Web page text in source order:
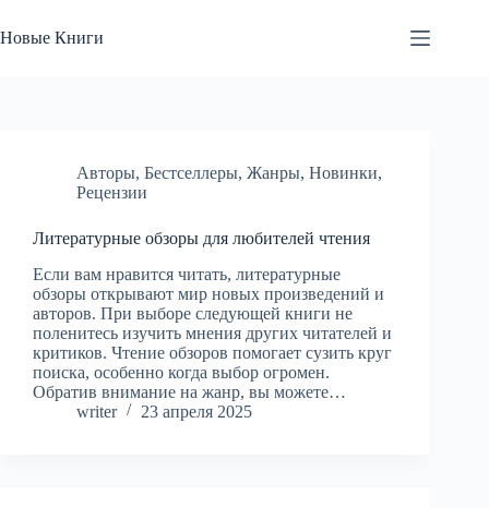
к
сути
Новые Книги
Авторы, Бестселлеры, Жанры, Новинки,
Рецензии
Литературные обзоры для любителей чтения
Если вам нравится читать, литературные
обзоры открывают мир новых произведений и
авторов. При выборе следующей книги не
поленитесь изучить мнения других читателей и
критиков. Чтение обзоров помогает сузить круг
поиска, особенно когда выбор огромен.
Обратив внимание на жанр, вы можете…
writer
23 апреля 2025